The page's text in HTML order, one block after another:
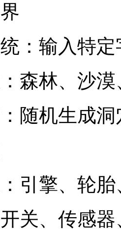
：输入特
森林、沙
随机生成
引擎、轮
关、传感